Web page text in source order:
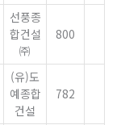
선풍종
합건설
㈜
800
(유)도
예종합
건설
782